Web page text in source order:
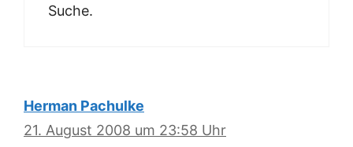
Suche.
Herman Pachulke
21. August 2008 um 23:58 Uhr